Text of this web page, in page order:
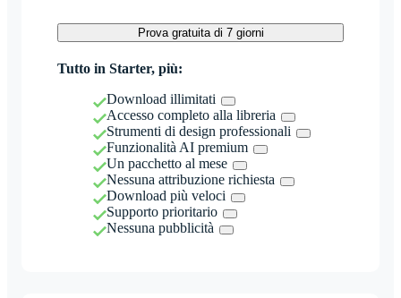
Prova gratuita di 7 giorni
Tutto in Starter, più:
Download illimitati
Accesso completo alla libreria
Strumenti di design professionali
Funzionalità AI premium
Un pacchetto al mese
Nessuna attribuzione richiesta
Download più veloci
Supporto prioritario
Nessuna pubblicità